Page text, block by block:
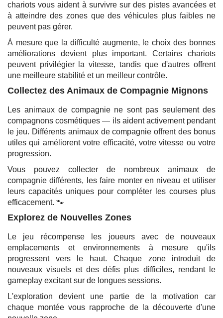
chariots vous aident à survivre sur des pistes avancées et
à atteindre des zones que des véhicules plus faibles ne
peuvent pas gérer.
À mesure que la difficulté augmente, le choix des bonnes
améliorations devient plus important. Certains chariots
peuvent privilégier la vitesse, tandis que d'autres offrent
une meilleure stabilité et un meilleur contrôle.
Collectez des Animaux de Compagnie Mignons
Les animaux de compagnie ne sont pas seulement des
compagnons cosmétiques — ils aident activement pendant
le jeu. Différents animaux de compagnie offrent des bonus
utiles qui améliorent votre efficacité, votre vitesse ou votre
progression.
Vous pouvez collecter de nombreux animaux de
compagnie différents, les faire monter en niveau et utiliser
leurs capacités uniques pour compléter les courses plus
efficacement. 🐾
Explorez de Nouvelles Zones
Le jeu récompense les joueurs avec de nouveaux
emplacements et environnements à mesure qu'ils
progressent vers le haut. Chaque zone introduit de
nouveaux visuels et des défis plus difficiles, rendant le
gameplay excitant sur de longues sessions.
L'exploration devient une partie de la motivation car
chaque montée vous rapproche de la découverte d'une